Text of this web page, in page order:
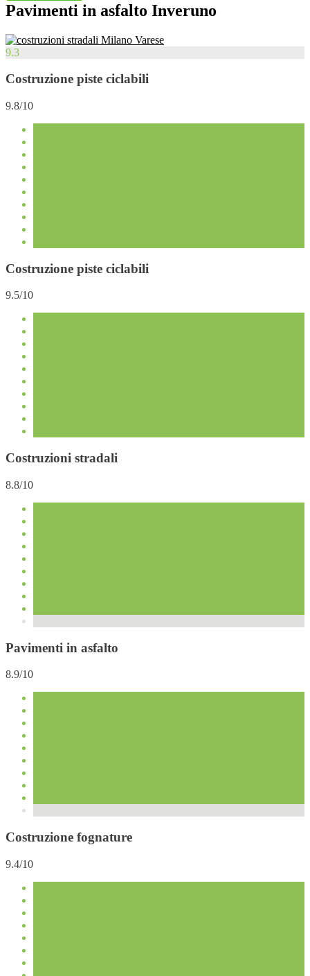
Pavimenti in asfalto Inveruno
9.3
Costruzione piste ciclabili
9.8/10
Costruzione piste ciclabili
9.5/10
Costruzioni stradali
8.8/10
Pavimenti in asfalto
8.9/10
Costruzione fognature
9.4/10